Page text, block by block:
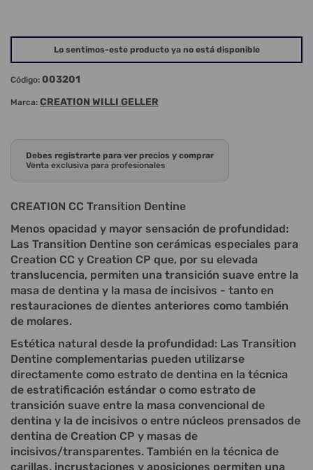
Lo sentimos-este producto ya no está disponible
Código: 003201
Marca: CREATION WILLI GELLER
Debes registrarte para ver precios y comprar
Venta exclusiva para profesionales
CREATION CC Transition Dentine
Menos opacidad y mayor sensación de profundidad:
Las Transition Dentine son cerámicas especiales para
Creation CC y Creation CP que, por su elevada
translucencia, permiten una transición suave entre la
masa de dentina y la masa de incisivos - tanto en
restauraciones de dientes anteriores como también
de molares.
Estética natural desde la profundidad: Las Transition
Dentine complementarias pueden utilizarse
directamente como estrato de dentina en la técnica
de estratificación estándar o como estrato de
transición suave entre la masa convencional de
dentina y la de incisivos o entre núcleos prensados de
dentina de Creation CP y masas de
incisivos/transparentes. También en la técnica de
carillas, incrustaciones y aposiciones permiten una